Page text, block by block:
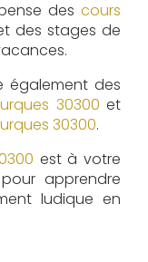
des cours
des stages de
également des
30300 et
30300.
est à votre
apprendre
ludique en